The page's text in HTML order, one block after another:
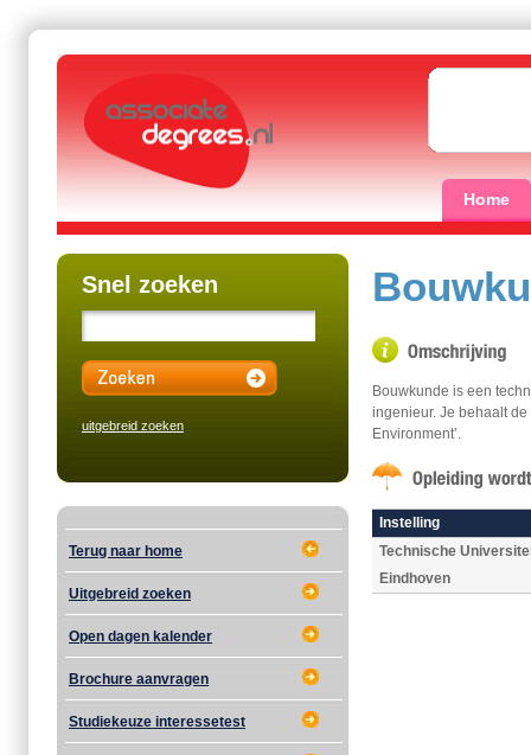
Home
Snel zoeken
uitgebreid zoeken
Terug naar home
Uitgebreid zoeken
Open dagen kalender
Brochure aanvragen
Studiekeuze interessetest
Bouwkunde is een
ingenieur. Je behaalt
Environment’.
Instelling
Technische
Eindhoven